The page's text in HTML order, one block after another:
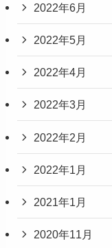
2022年6月
2022年5月
2022年4月
2022年3月
2022年2月
2022年1月
2021年1月
2020年11月